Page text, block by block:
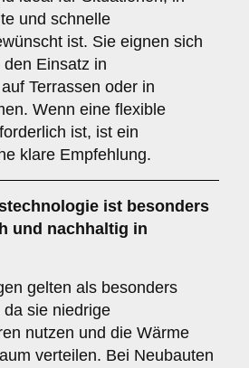
und schnelle
ist. Sie eignen sich
Einsatz in
Terrassen oder in
Wenn eine flexible
ist, ist ein
klare Empfehlung.
ist besonders
und nachhaltig in
gelten als besonders
sie niedrige
nutzen und die Wärme
verteilen. Bei Neubauten